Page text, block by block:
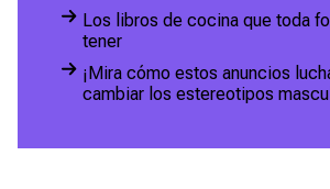
Los libros de cocina que toda
tener
¡Mira cómo estos anuncios
cambiar los estereotipos